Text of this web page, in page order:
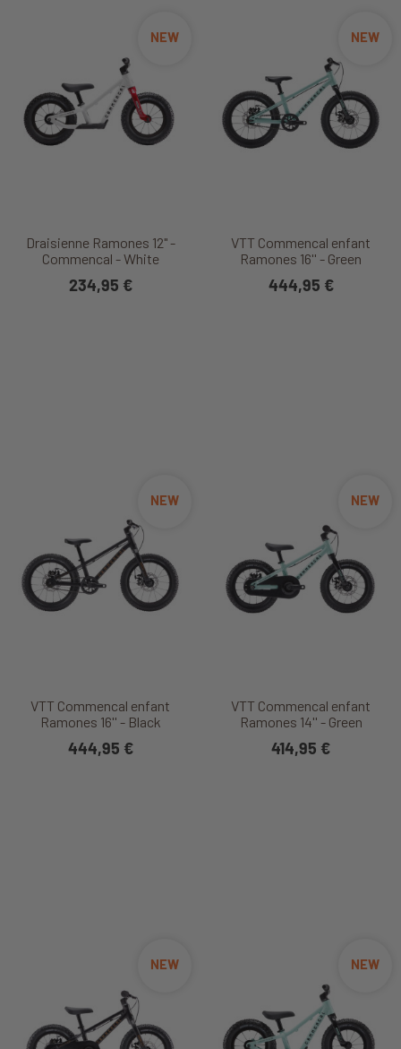
Draisienne Ramones 12" -
Commencal - White
NEW
234,95 €
VTT Commencal enfant
Ramones 16'' - Green
NEW
444,95 €
VTT Commencal enfant
Ramones 16'' - Black
NEW
444,95 €
VTT Commencal enfant
Ramones 14'' - Green
NEW
414,95 €
NEW NEW